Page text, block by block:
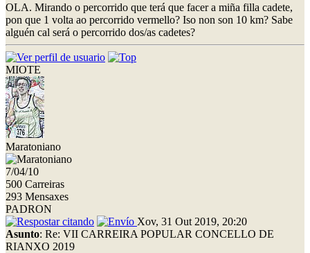
OLA. Mirando o percorrido que terá que facer a miña filla cadete,
pon que 1 volta ao percorrido vermello? Iso non son 10 km? Sabe
alguén cal será o percorrido dos/as cadetes?
MIOTE
Maratoniano
7/04/10
500 Carreiras
293 Mensaxes
PADRON
Xov, 31 Out 2019, 20:20
Asunto: Re: VII CARREIRA POPULAR CONCELLO DE
RIANXO 2019